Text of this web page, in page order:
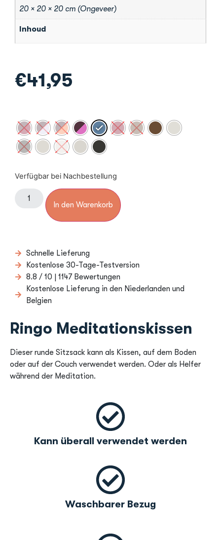
20 × 20 × 20 cm (Ongeveer)
Inhoud
€41,95
Verfügbar bei Nachbestellung
In den Warenkorb
Schnelle Lieferung
Kostenlose 30-Tage-Testversion
8.8 / 10 | 1147 Bewertungen
Kostenlose Lieferung in den Niederlanden und
Belgien
Ringo Meditationskissen
Dieser runde Sitzsack kann als Kissen, auf dem Boden
oder auf der Couch verwendet werden. Oder als Helfer
während der Meditation.
Kann überall verwendet werden
Waschbarer Bezug